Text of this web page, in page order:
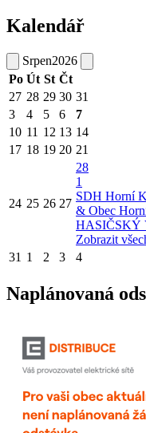
Kalendář
Srpen2026
Po Út St Čt
27 28 29 30 31
3
4 5 6 7
10 11 12 13 14
17 18 19 20 21
24 25 26 27
28
1
SDH Horní
& Obec
HASIČSKÝ
Zobrazit
31 1 2 3 4
Naplánovaná